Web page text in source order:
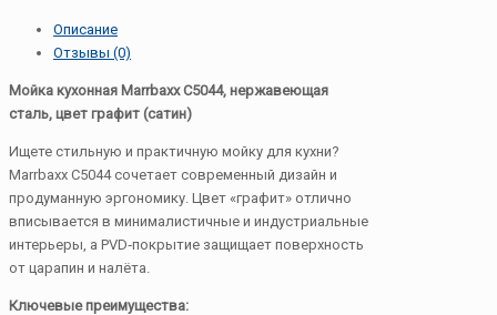
Описание
Отзывы (0)
Мойка кухонная Marrbaxx С5044, нержавеющая
сталь, цвет графит (сатин)
Ищете стильную и практичную мойку для кухни?
Marrbaxx С5044 сочетает современный дизайн и
продуманную эргономику. Цвет «графит» отлично
вписывается в минималистичные и индустриальные
интерьеры, а PVD‑покрытие защищает поверхность
от царапин и налёта.
Ключевые преимущества: